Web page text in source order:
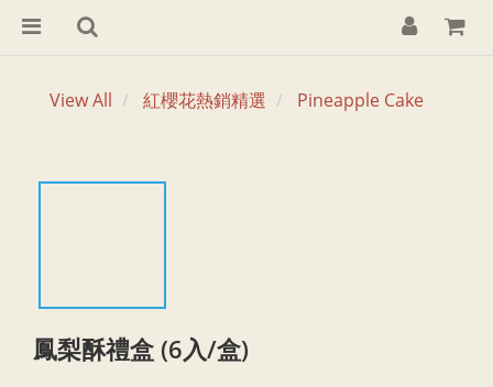
View All 紅櫻花熱銷精選 Pineapple Cake
鳳梨酥禮盒 (6入/盒)